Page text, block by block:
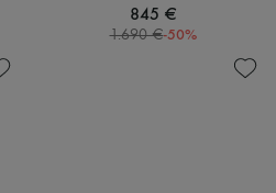
845 €
1.690 €-50%